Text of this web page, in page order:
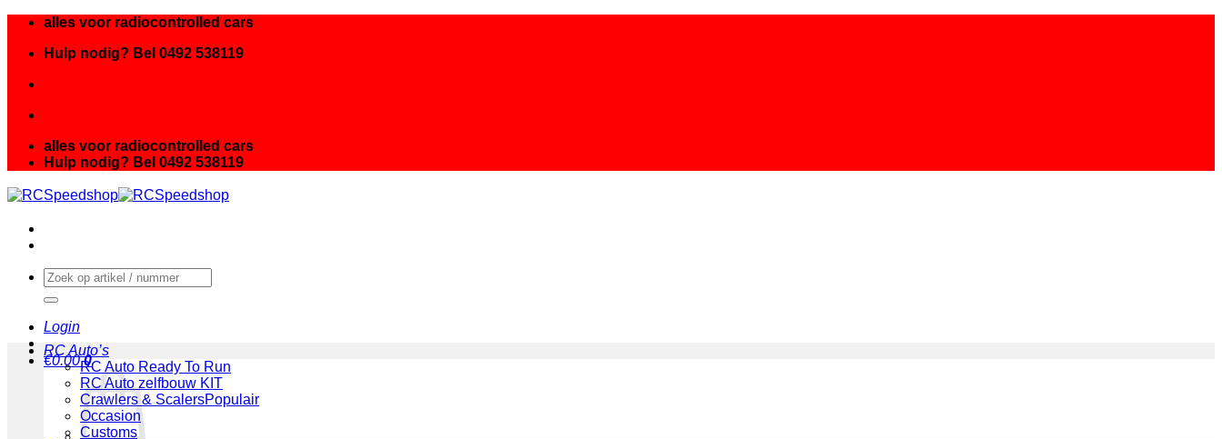
inhoud
alles voor radiocontrolled cars
Hulp nodig? Bel 0492 538119
alles voor radiocontrolled cars
Hulp nodig? Bel 0492 538119
Zoeken
naar:
Login
€0.00 0
RC Auto’s
RC Auto Ready To Run
RC Auto zelfbouw KIT
Crawlers & Scalers
Occasion
Customs